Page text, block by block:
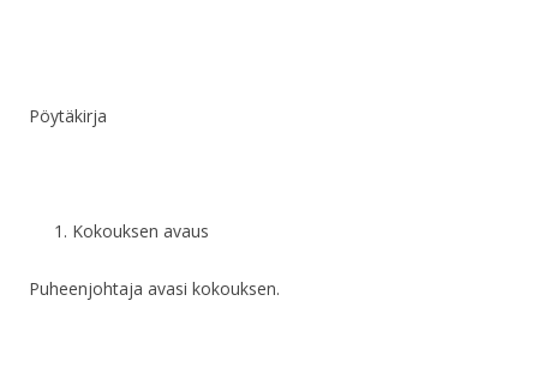
Pöytäkirja
Kokouksen avaus
Puheenjohtaja avasi kokouksen.